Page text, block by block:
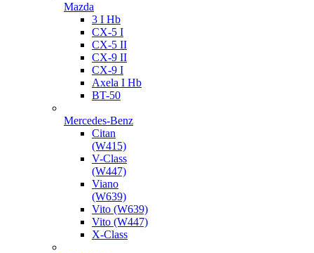
Mazda
3 I Hb
CX-5 I
CX-5 II
CX-9 II
CX-9 I
Axela I Hb
BT-50
Mercedes-Benz
Citan
(W415)
V-Class
(W447)
Viano
(W639)
Vito (W639)
Vito (W447)
X-Class